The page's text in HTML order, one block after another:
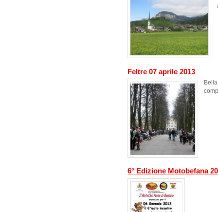
Feltre 07 aprile 2013
6° Edizione Motobefana